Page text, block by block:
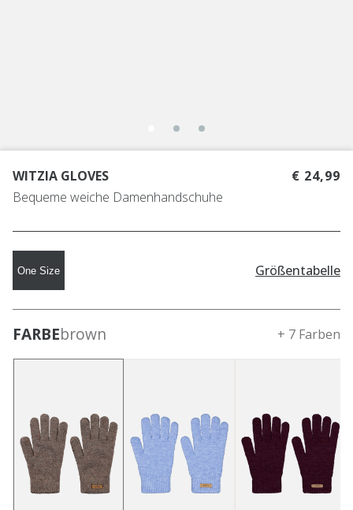
WITZIA GLOVES
Bequeme weiche Damenhandschuhe
€ 24,99
One Size Größentabelle
FARBEbrown + 7 Farben